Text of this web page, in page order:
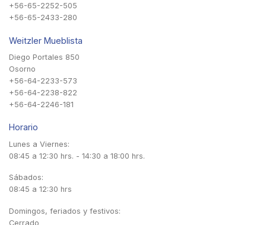
+56-65-2252-505
+56-65-2433-280
Weitzler Mueblista
Diego Portales 850
Osorno
+56-64-2233-573
+56-64-2238-822
+56-64-2246-181
Horario
Lunes a Viernes:
08:45 a 12:30 hrs. - 14:30 a 18:00 hrs.
Sábados:
08:45 a 12:30 hrs
Domingos, feriados y festivos:
Cerrado